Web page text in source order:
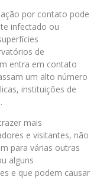
por contato pode
infectado ou
de
entra em contato
um alto número
instituições de
mais
e visitantes, não
para várias outras
alguns
e que podem causar